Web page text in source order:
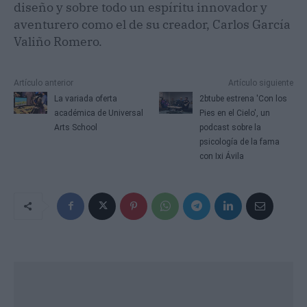
diseño y sobre todo un espíritu innovador y
aventurero como el de su creador, Carlos García
Valiño Romero.
Artículo anterior
La variada oferta
académica de Universal
Arts School
Artículo siguiente
2btube estrena 'Con los
Pies en el Cielo', un
podcast sobre la
psicología de la fama
con Ixi Ávila